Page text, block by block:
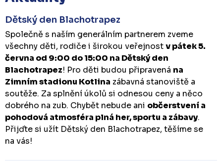
Dětský den Blachotrapez
Společně s naším generálním partnerem zveme
všechny děti, rodiče i širokou veřejnostv pátek 5.
června od 9:00 do 15:00 na Dětský den
Blachotrapez! Pro děti budou připravená na
Zimním stadionu Kotlina zábavná stanoviště a
soutěže. Za splnění úkolů si odnesou ceny a něco
dobrého na zub. Chybět nebude ani občerstvení a
pohodová atmosféra plná her, sportu a zábavy.
Přijďte si užít Dětský den Blachotrapez, těšíme se
na vás!